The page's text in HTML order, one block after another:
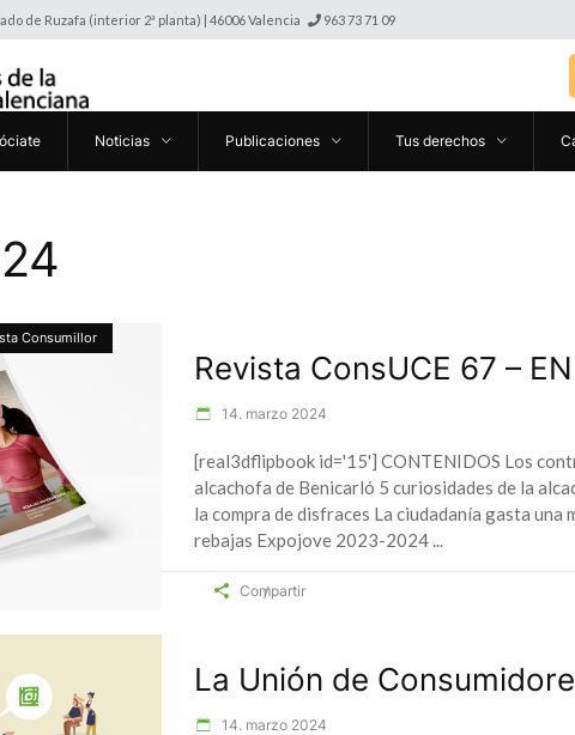
de Ruzafa (interior 2ª planta) | 46006 Valencia 963 73 71 09
Noticias Publicaciones Tus derechos
Consumillor
Revista ConsUCE 67 –
14. marzo 2024
[real3dflipbook id='15'] CONTENIDOS Los
alcachofa de Benicarló 5 curiosidades de la
la compra de disfraces La ciudadanía gasta una
rebajas Expojove 2023-2024
Compartir
La Unión de
14. marzo 2024